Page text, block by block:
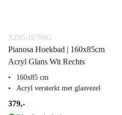
XZ05-1670RG
Pianosa Hoekbad | 160x85cm
Acryl Glans Wit Rechts
160x85 cm
Acryl versterkt met glasvezel
379,-